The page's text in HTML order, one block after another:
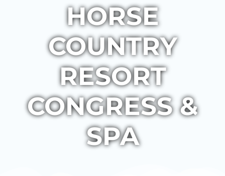
HORSE
COUNTRY
RESORT
CONGRESS &
SPA